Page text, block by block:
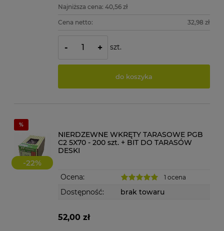
Najniższa cena:40,56 zł
Cena netto: 32,98 zł
- + szt.
do koszyka
-22%
NIERDZEWNE WKRĘTY TARASOWE PGB
C2 5X70 - 200 szt. + BIT DO TARASÓW
DESKI
Ocena: 1 ocena
Dostępność: brak towaru
52,00 zł